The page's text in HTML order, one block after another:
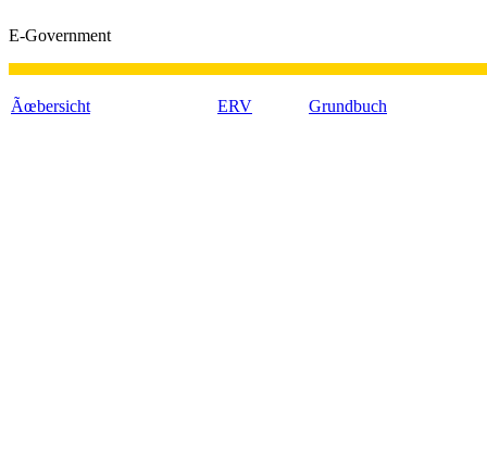
E-Government
Ãœbersicht ERV Grundbuch